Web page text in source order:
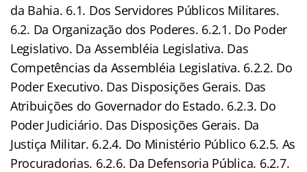
da Bahia. 6.1. Dos Servidores Públicos Militares.
6.2. Da Organização dos Poderes. 6.2.1. Do Poder
Legislativo. Da Assembléia Legislativa. Das
Competências da Assembléia Legislativa. 6.2.2. Do
Poder Executivo. Das Disposições Gerais. Das
Atribuições do Governador do Estado. 6.2.3. Do
Poder Judiciário. Das Disposições Gerais. Da
Justiça Militar. 6.2.4. Do Ministério Público 6.2.5. As
Procuradorias. 6.2.6. Da Defensoria Pública. 6.2.7.